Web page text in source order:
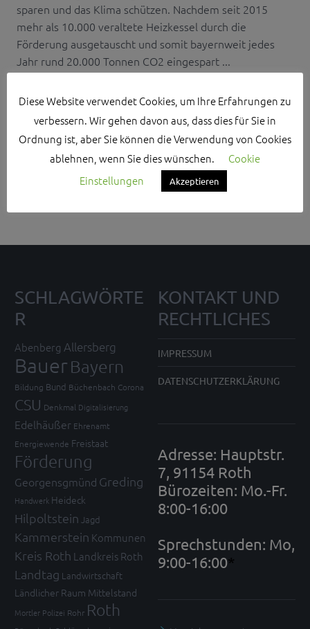
sparen und das Klima schützen. Nachdem seit 2015
mehr als 10.000 veraltete Heizkessel durch die
Förderung ausgetauscht und somit bayernweit jedes
Jahr rund 20.000 Tonnen CO2 eingespart ...
Search Sidebar Widget Area
Please login and add some widgets to this widget area.
SCHLAGWÖRTE
R
Abenberg Allersberg
Bauer Bayern
Bildung Bund Büchenbach Corona
CSU Denkmal Digitalisierung
Edelhäußer Ehrenamt
Energiewende Freistaat
Förderung
Georgensgmünd Greding
Handwerk Heideck
Hilpoltstein Jagd
Kammerstein Kommunen
Kreis Roth Landkreis Roth
Landtag Landwirtschaft
Ländlicher Raum Mittelstand
Mortler Polizei Rohr Roth
KONTAKT UND
RECHTLICHES
IMPRESSUM
DATENSCHUTZERKLÄRUNG
Adresse: Hauptstr.
7, 91154 Roth
Bürozeiten: Mo.-Fr.
8:00-16:00
Sprechstunden: Mo,
9:00-16:00*
Diese Website verwendet Cookies, um Ihre Erfahrungen zu
verbessern. Wir gehen davon aus, dass dies für Sie in
Ordnung ist, aber Sie können die Verwendung von Cookies
ablehnen, wenn Sie dies wünschen.
Cookie
Einstellungen
Akzeptieren